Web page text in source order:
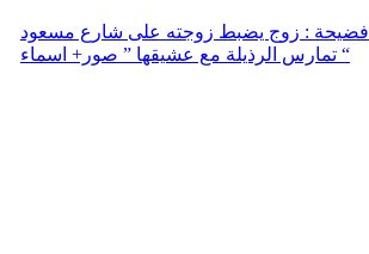
فضيحة : زوج يضبط زوجته على شارع مسعود
تمارس الرذيلة مع عشيقها ” صور+ اسماء “